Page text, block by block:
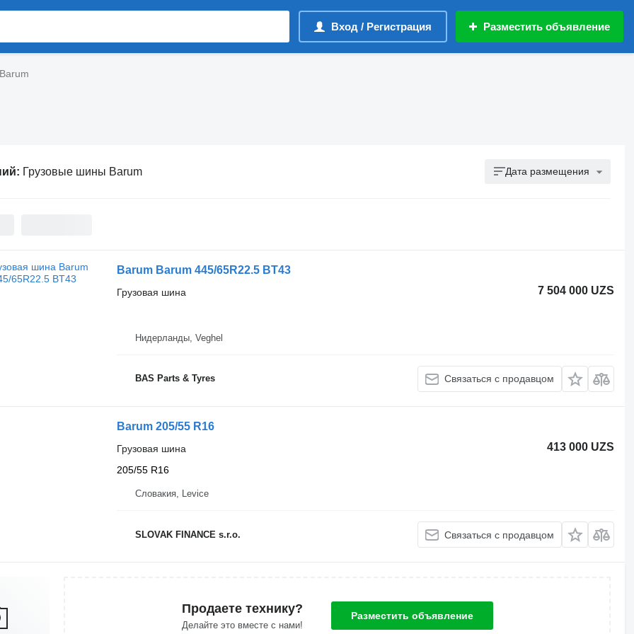
Вход / Регистрация Разместить объявление
Грузовые шины Barum Дата размещения
Barum Barum 445/65R22.5 BT43
7 504 000 UZS
Грузовая шина
Нидерланды, Veghel
BAS Parts & Tyres Связаться с продавцом
Barum 205/55 R16
413 000 UZS
Грузовая шина
205/55 R16
Словакия, Levice
SLOVAK FINANCE s.r.o. Связаться с продавцом
Продаете технику?
Делайте это вместе с нами!
Разместить объявление